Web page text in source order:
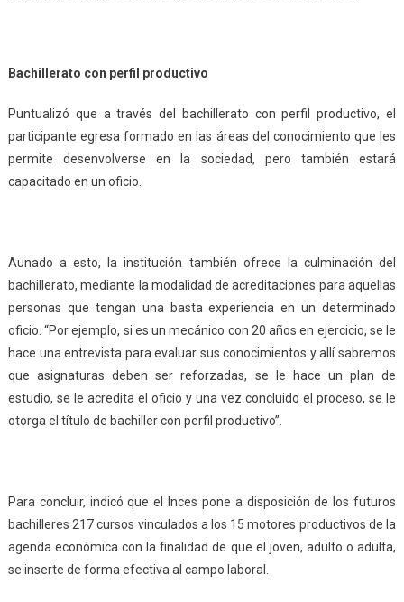
Bachillerato con perfil productivo
Puntualizó que a través del bachillerato con perfil productivo, el
participante egresa formado en las áreas del conocimiento que les
permite desenvolverse en la sociedad, pero también estará
capacitado en un oficio.
Aunado a esto, la institución también ofrece la culminación del
bachillerato, mediante la modalidad de acreditaciones para aquellas
personas que tengan una basta experiencia en un determinado
oficio. “Por ejemplo, si es un mecánico con 20 años en ejercicio, se le
hace una entrevista para evaluar sus conocimientos y allí sabremos
que asignaturas deben ser reforzadas, se le hace un plan de
estudio, se le acredita el oficio y una vez concluido el proceso, se le
otorga el título de bachiller con perfil productivo”.
Para concluir, indicó que el Inces pone a disposición de los futuros
bachilleres 217 cursos vinculados a los 15 motores productivos de la
agenda económica con la finalidad de que el joven, adulto o adulta,
se inserte de forma efectiva al campo laboral.